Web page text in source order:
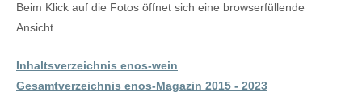
Beim Klick auf die Fotos öffnet sich eine browserfüllende
Ansicht.
Inhaltsverzeichnis enos-wein
Gesamtverzeichnis enos-Magazin 2015 - 2023